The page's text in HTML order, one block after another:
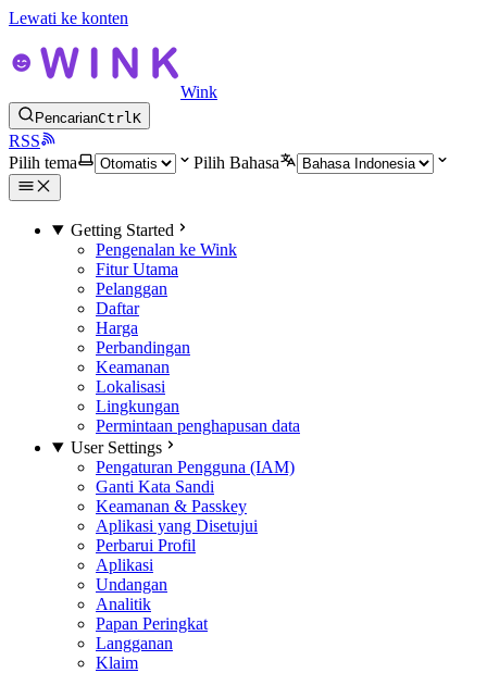
Lewati ke konten
Wink
PencarianCtrlK
RSS
Pilih tema
Pilih Bahasa
Getting Started
Pengenalan ke Wink
Fitur Utama
Pelanggan
Daftar
Harga
Perbandingan
Keamanan
Lokalisasi
Lingkungan
Permintaan penghapusan data
User Settings
Pengaturan Pengguna (IAM)
Ganti Kata Sandi
Keamanan & Passkey
Aplikasi yang Disetujui
Perbarui Profil
Aplikasi
Undangan
Analitik
Papan Peringkat
Langganan
Klaim